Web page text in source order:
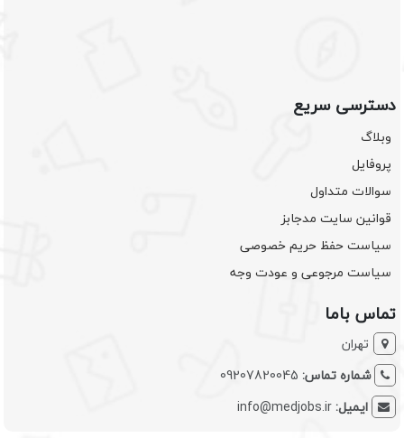
دسترسی سریع
وبلاگ
پروفایل
سوالات متداول
قوانین سایت مدجابز
سیاست حفظ حریم خصوصی
سیاست مرجوعی و عودت وجه
تماس باما
تهران
شماره تماس: 09207820045
ایمیل:info@medjobs.ir